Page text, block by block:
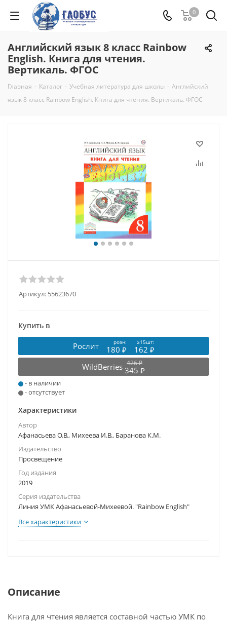
0
Английский язык 8 класс Rainbow
English. Книга для чтения.
Вертикаль. ФГОС
Главная - Каталог - Учебная литература для школы - Английский
язык 8 класс Rainbow English. Книга для чтения. Вертикаль. ФГОС
Артикул: 55623670
Купить в
Рослит розн: ≥15шт:
180 ₽
162 ₽
WildBerries 426 ₽
345 ₽
- в наличии
- отсутствует
Характеристики
Автор
Афанасьева О.В., Михеева И.В., Баранова К.М.
Издательство
Просвещение
Год издания
2019
Серия издательства
Линия УМК Афанасьевой-Михеевой. "Rainbow English"
Все характеристики
Описание
Книга для чтения является составной частью УМК по